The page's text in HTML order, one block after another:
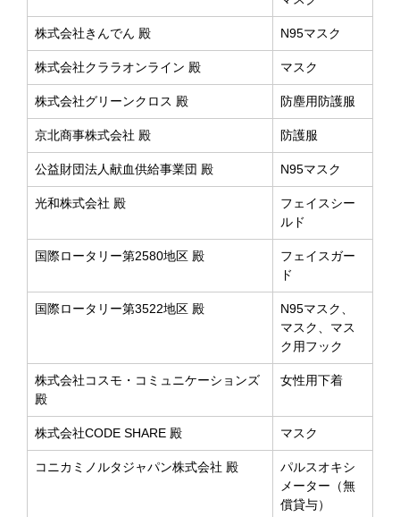
株式会社きんでん 殿 N95マスク
株式会社クララオンライン 殿 マスク
株式会社グリーンクロス 殿 防塵用防護服
京北商事株式会社 殿 防護服
公益財団法人献血供給事業団 殿 N95マスク
光和株式会社 殿
フェイスシー
ルド
国際ロータリー第2580地区 殿
フェイスガー
ド
国際ロータリー第3522地区 殿
N95マスク、
マスク、マス
ク用フック
株式会社コスモ・コミュニケーションズ
殿
女性用下着
株式会社CODE SHARE 殿 マスク
コニカミノルタジャパン株式会社 殿
パルスオキシ
メーター（無
償貸与）